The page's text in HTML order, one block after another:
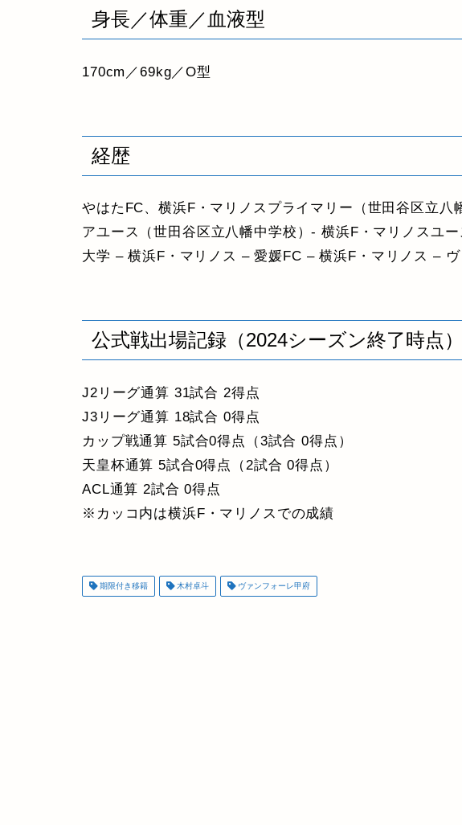
身長／体重／血液型
170cm／69kg／O型
経歴
やはたFC、横浜F・マリノスプライマリー（世田谷区立八
アユース（世田谷区立八幡中学校）- 横浜F・マリノスユ
大学 – 横浜F・マリノス – 愛媛FC – 横浜F・マリノス –
公式戦出場記録（2024シーズン終了時点）
J2リーグ通算 31試合 2得点
J3リーグ通算 18試合 0得点
カップ戦通算 5試合0得点（3試合 0得点）
天皇杯通算 5試合0得点（2試合 0得点）
ACL通算 2試合 0得点
※カッコ内は横浜F・マリノスでの成績
期限付き移籍 木村卓斗 ヴァンフォーレ甲府